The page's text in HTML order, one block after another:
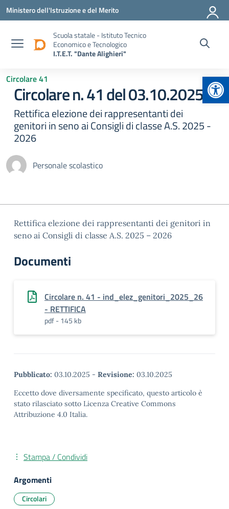
Vai ai contenuti
Vai al menu di navigazione
Vai al footer
Ministero dell'Istruzione e del Merito
Scuola statale - Istituto Tecnico
Economico e Tecnologico
I.T.E.T. "Dante Alighieri"
Circolare 41
Circolare n. 41 del 03.10.2025
Rettifica elezione dei rappresentanti dei
genitori in seno ai Consigli di classe A.S. 2025 -
2026
Personale scolastico
Rettifica elezione dei rappresentanti dei genitori in
seno ai Consigli di classe A.S. 2025 – 2026
Documenti
Circolare n. 41 - ind_elez_genitori_2025_26
- RETTIFICA
pdf - 145 kb
Pubblicato: 03.10.2025 - Revisione: 03.10.2025
Eccetto dove diversamente specificato, questo articolo è
stato rilasciato sotto Licenza Creative Commons
Attribuzione 4.0 Italia.
Stampa / Condividi
Argomenti
Circolari